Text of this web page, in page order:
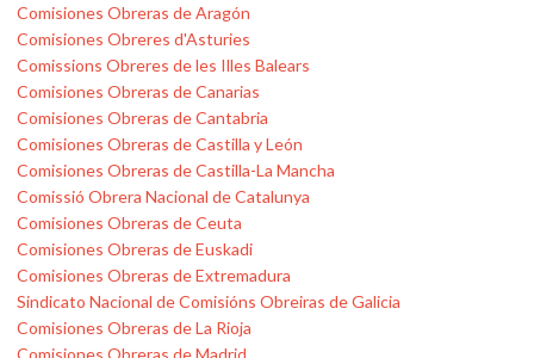
Comisiones Obreras de Aragón
Comisiones Obreres d'Asturies
Comissions Obreres de les Illes Balears
Comisiones Obreras de Canarias
Comisiones Obreras de Cantabria
Comisiones Obreras de Castilla y León
Comisiones Obreras de Castilla-La Mancha
Comissió Obrera Nacional de Catalunya
Comisiones Obreras de Ceuta
Comisiones Obreras de Euskadi
Comisiones Obreras de Extremadura
Sindicato Nacional de Comisións Obreiras de Galicia
Comisiones Obreras de La Rioja
Comisiones Obreras de Madrid